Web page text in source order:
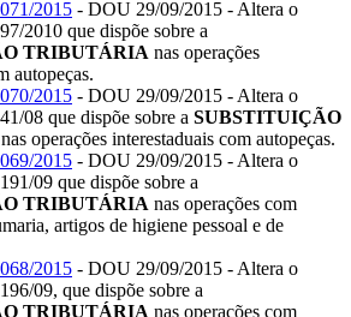
2015 - DOU 29/09/2015 - Altera o
2010 que dispõe sobre a
TRIBUTÁRIA nas operações
autopeças.
2015 - DOU 29/09/2015 - Altera o
08 que dispõe sobre a SUBSTITUIÇÃO
nas operações interestaduais com autopeças.
2015 - DOU 29/09/2015 - Altera o
09 que dispõe sobre a
TRIBUTÁRIA nas operações com
artigos de higiene pessoal e de
2015 - DOU 29/09/2015 - Altera o
09, que dispõe sobre a
TRIBUTÁRIA nas operações com